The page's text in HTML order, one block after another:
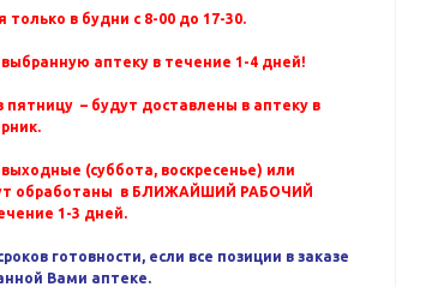
в будни с 8-00 до 17-30.
аптеку в течение 1-4 дней!
– будут доставлены в аптеку в
(суббота, воскресенье) или
обработаны в БЛИЖАЙШИЙ РАБОЧИЙ
1-3 дней.
готовности, если все позиции в заказе
Вами аптеке.